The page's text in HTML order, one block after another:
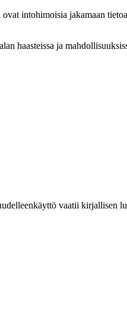
intohimoisia jakamaan
haasteissa ja
vaatii kirjallisen